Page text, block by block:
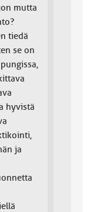
mutta
tiedä
se on
hyvistä
ja